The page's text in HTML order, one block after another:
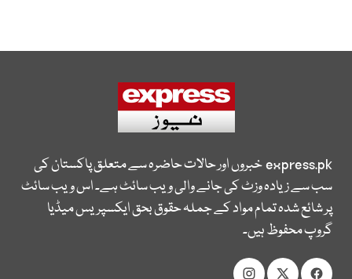
express.pkخبروں اور حالات حاضرہ سے متعلق پاکستان کی
سب سے زیادہ وزٹ کی جانے والی ویب سائٹ ہے۔ اس ویب سائٹ
پر شائع شدہ تمام مواد کے جملہ حقوق بحق ایکسپریس میڈیا
گروپ محفوظ ہیں۔